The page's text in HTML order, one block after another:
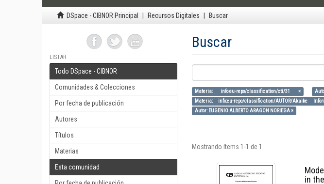
DSpace - CIBNOR Principal Recursos Digitales Buscar
LISTAR
Todo DSpace - CIBNOR
Comunidades & Colecciones
Por fecha de publicación
Autores
Títulos
Materias
Esta comunidad
Buscar
Materia: info:eu-repo/classification/cti/31 ×
Materia: info:eu-repo/classification/AUTOR/Akaike
Autor: EUGENIO ALBERTO ARAGON NORIEGA ×
Mostrando ítems 1-1 de 1
in